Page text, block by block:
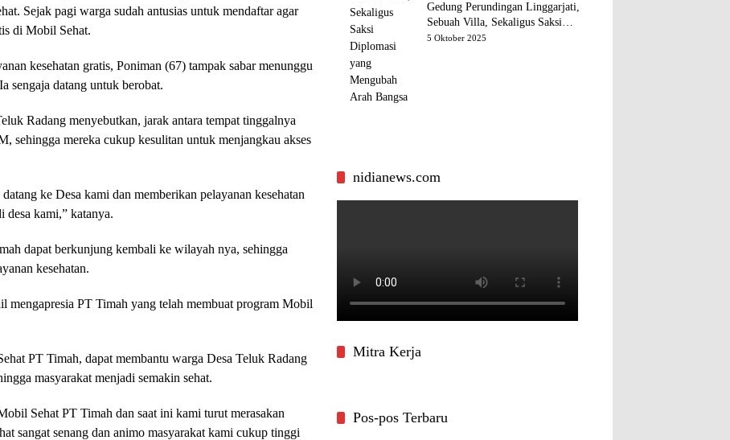
Sejak pagi warga sudah antusias untuk mendaftar agar
di Mobil Sehat.
kesehatan gratis, Poniman (67) tampak sabar menunggu
sengaja datang untuk berobat.
Radang menyebutkan, jarak antara tempat tinggalnya
sehingga mereka cukup kesulitan untuk menjangkau akses
ke Desa kami dan memberikan pelayanan kesehatan
desa kami,” katanya.
dapat berkunjung kembali ke wilayah nya, sehingga
kesehatan.
mengapresia PT Timah yang telah membuat program Mobil
PT Timah, dapat membantu warga Desa Teluk Radang
masyarakat menjadi semakin sehat.
Sehat PT Timah dan saat ini kami turut merasakan
sangat senang dan animo masyarakat kami cukup tinggi
Gedung Perundingan Linggarjati,
Sebuah Villa, Sekaligus Saksi
Diplomasi yang Mengubah Arah
5 Oktober 2025
nidianews.com
Mitra Kerja
Pos-pos Terbaru